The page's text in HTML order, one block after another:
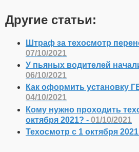
Другие статьи:
Штраф за техосмотр
07/10/2021
У пьяных водителей
06/10/2021
Как оформить установку
04/10/2021
Кому нужно проходить
октября 2021? - 01/10/2021
Техосмотр с 1 октября